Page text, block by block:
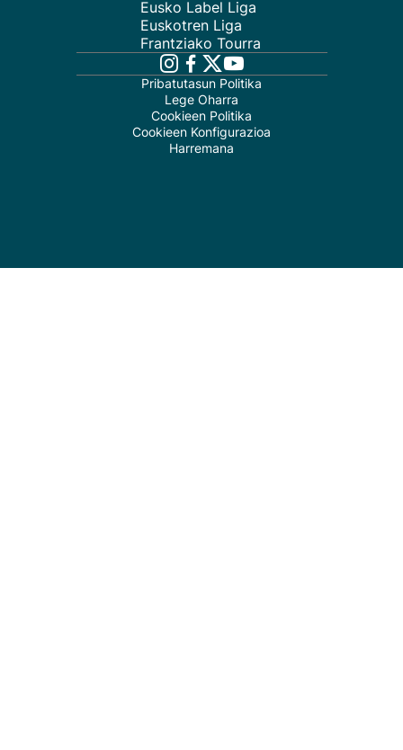
Eusko Label Liga
Euskotren Liga
Frantziako Tourra
Pribatutasun Politika
Lege Oharra
Cookieen Politika
Cookieen Konfigurazioa
Harremana